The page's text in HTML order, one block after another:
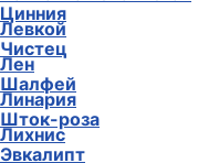
Цинния
Чистец
Шалфей
Шток-роза
Эвкалипт
Левкой
Лен
Линария
Лихнис